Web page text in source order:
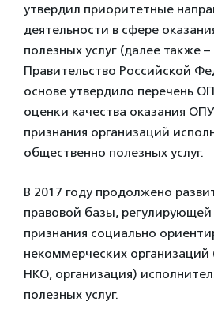
утвердил приоритетные
деятельности в сфере
полезных услуг (далее также
Правительство Российской
основе утвердило перечень
оценки качества оказания
признания организаций
общественно полезных услуг.
В 2017 году продолжено
правовой базы,
признания социально
некоммерческих
НКО, организация)
полезных услуг.